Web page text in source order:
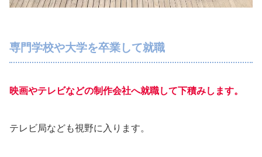
専門学校や大学を卒業して就職
映画やテレビなどの制作会社へ就職して下積みします。
テレビ局なども視野に入ります。